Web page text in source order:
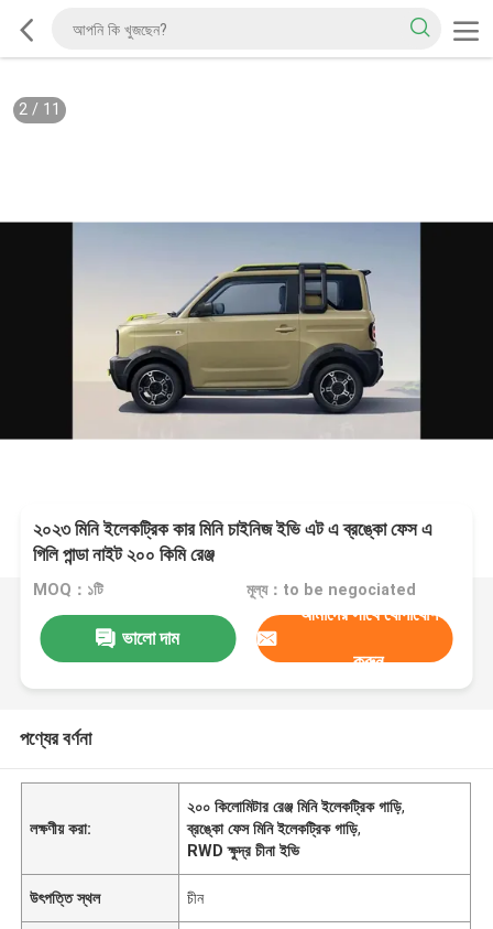
2/ 11
২০২৩ মিনি ইলেকট্রিক কার মিনি চাইনিজ ইভি এট এ ব্রঙ্কো ফেস এ
গিলি পান্ডা নাইট ২০০ কিমি রেঞ্জ
MOQ：১টি মূল্য：to be negociated
ভালো দাম
আমাদের সাথে যোগাযোগ
করুন
পণ্যের বর্ণনা
লক্ষণীয় করা:
২০০ কিলোমিটার রেঞ্জ মিনি ইলেকট্রিক গাড়ি,
ব্রঙ্কো ফেস মিনি ইলেকট্রিক গাড়ি,
RWD ক্ষুদ্র চীনা ইভি
উৎপত্তি স্থল চীন